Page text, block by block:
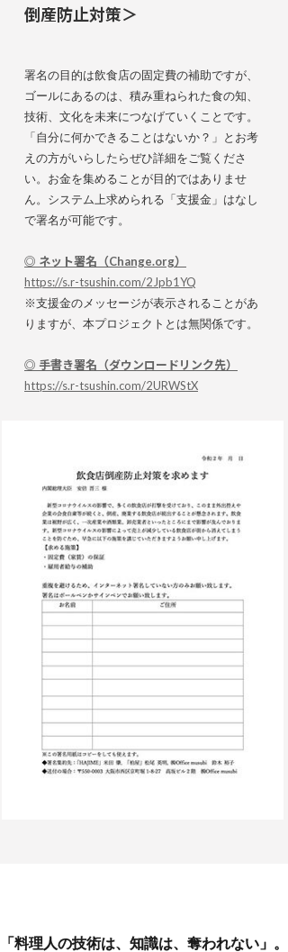
倒産防止対策＞
署名の目的は飲食店の固定費の補助ですが、
ゴールにあるのは、積み重ねられた食の知、
技術、文化を未来につなげていくことです。
「自分に何かできることはないか？」とお考
えの方がいらしたらぜひ詳細をご覧くださ
い。お金を集めることが目的ではありませ
ん。システム上求められる「支援金」はなし
で署名が可能です。
◎ ネット署名（Change.org）
https://s.r-tsushin.com/2Jpb1YQ
※支援金のメッセージが表示されることがあ
りますが、本プロジェクトとは無関係です。
◎ 手書き署名（ダウンロードリンク先）
https://s.r-tsushin.com/2URWStX
「料理人の技術は、知識は、奪われない」。